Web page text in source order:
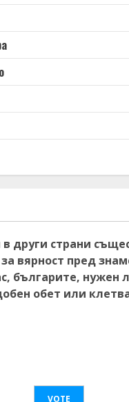
други страни
вярност пред
българите, нужен
обет или